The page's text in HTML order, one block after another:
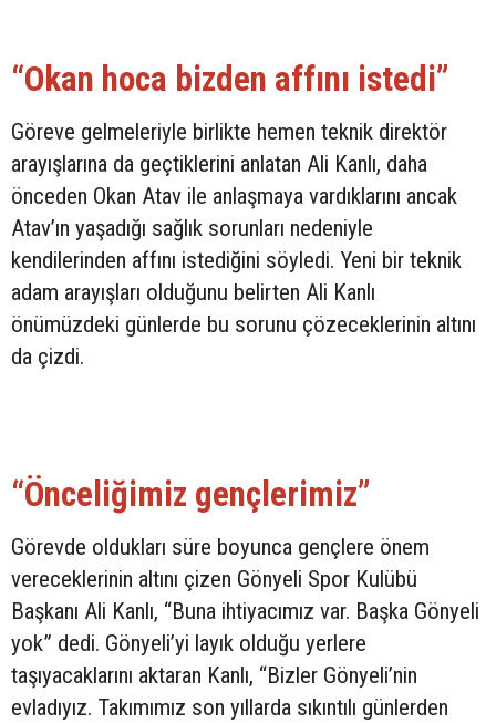
“Okan hoca bizden affını istedi”
Göreve gelmeleriyle birlikte hemen teknik direktör
arayışlarına da geçtiklerini anlatan Ali Kanlı, daha
önceden Okan Atav ile anlaşmaya vardıklarını ancak
Atav’ın yaşadığı sağlık sorunları nedeniyle
kendilerinden affını istediğini söyledi. Yeni bir teknik
adam arayışları olduğunu belirten Ali Kanlı
önümüzdeki günlerde bu sorunu çözeceklerinin altını
da çizdi.
“Önceliğimiz gençlerimiz”
Görevde oldukları süre boyunca gençlere önem
vereceklerinin altını çizen Gönyeli Spor Kulübü
Başkanı Ali Kanlı, “Buna ihtiyacımız var. Başka Gönyeli
yok” dedi. Gönyeli’yi layık olduğu yerlere
taşıyacaklarını aktaran Kanlı, “Bizler Gönyeli’nin
evladıyız. Takımımız son yıllarda sıkıntılı günlerden